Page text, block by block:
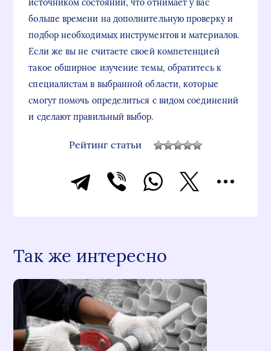
источником состояний, что отнимает у вас
больше времени на дополнительную проверку и
подбор необходимых инструментов и материалов.
Если же вы не считаете своей компетенцией
такое обширное изучение темы, обратитесь к
специалистам в выбранной области, которые
смогут помочь определиться с видом соединений
и сделают правильный выбор.
Рейтинг статьи
Так же интересно